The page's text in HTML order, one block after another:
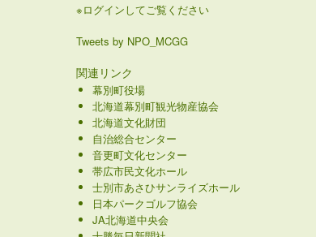
※ログインしてご覧ください
Tweets by NPO_MCGG
関連リンク
幕別町役場
北海道幕別町観光物産協会
北海道文化財団
自治総合センター
音更町文化センター
帯広市民文化ホール
士別市あさひサンライズホール
日本パークゴルフ協会
JA北海道中央会